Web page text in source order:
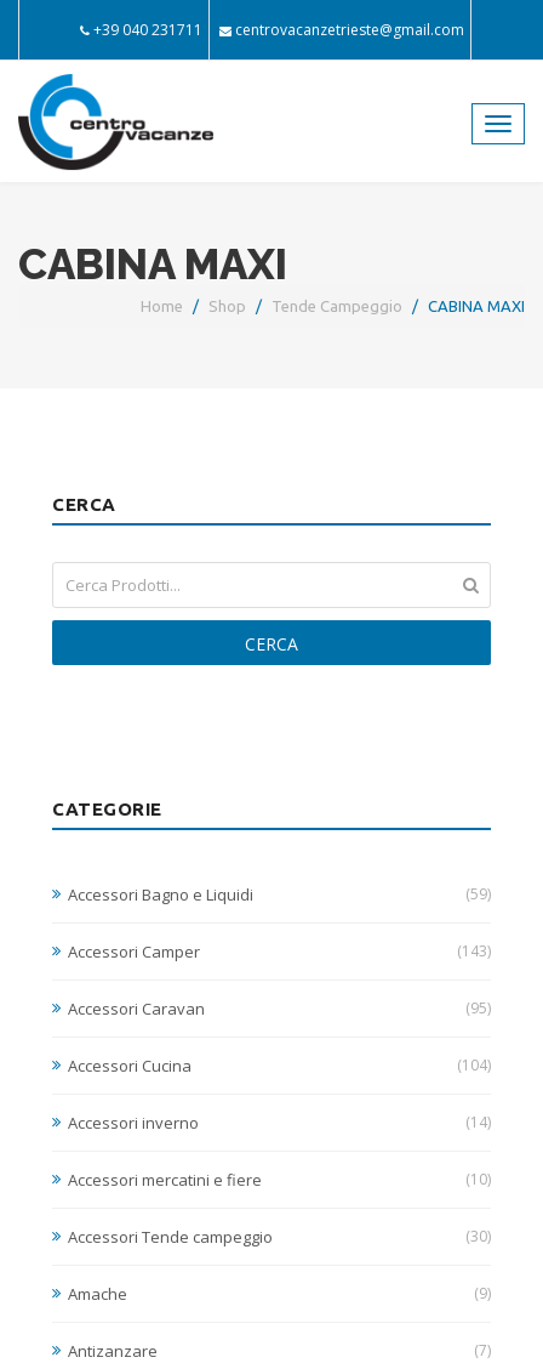
+39 040 231711 centrovacanzetrieste@gmail.com
CABINA MAXI
Home Shop Tende Campeggio CABINA MAXI
CERCA
CERCA
CATEGORIE
Accessori Bagno e Liquidi (59)
Accessori Camper (143)
Accessori Caravan (95)
Accessori Cucina (104)
Accessori inverno (14)
Accessori mercatini e fiere (10)
Accessori Tende campeggio (30)
Amache (9)
Antizanzare (7)